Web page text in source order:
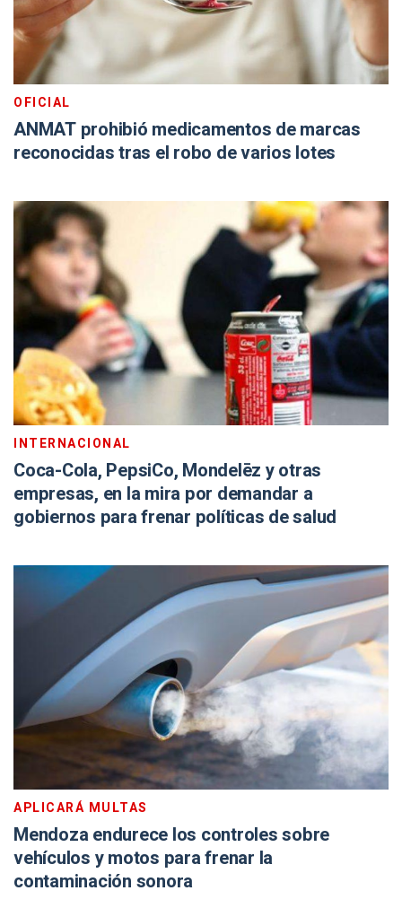
OFICIAL
ANMAT prohibió medicamentos de marcas
reconocidas tras el robo de varios lotes
INTERNACIONAL
Coca-Cola, PepsiCo, Mondelēz y otras
empresas, en la mira por demandar a
gobiernos para frenar políticas de salud
APLICARÁ MULTAS
Mendoza endurece los controles sobre
vehículos y motos para frenar la
contaminación sonora